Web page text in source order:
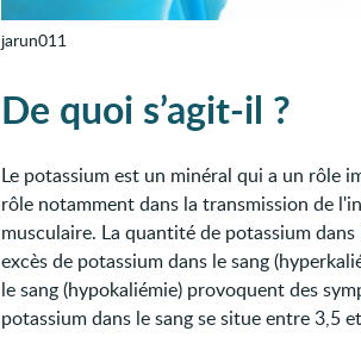
jarun011
De quoi s’agit-il ?
Le potassium est un minéral qui a un rôle
rôle notamment dans la transmission de
musculaire. La quantité de potassium
excès de potassium dans le sang
le sang (hypokaliémie) provoquent des
potassium dans le sang se situe entre 3,5